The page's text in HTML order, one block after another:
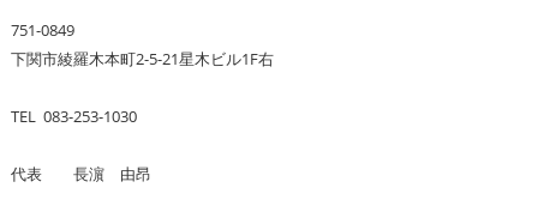
751-0849
下関市綾羅木本町2-5-21星木ビル1F右
TEL 083-253-1030
代表 長濵 由昂